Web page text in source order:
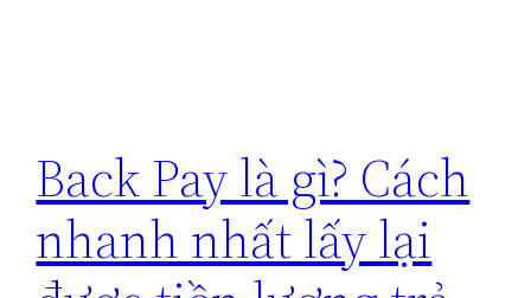
Back Pay là gì? Cách
nhanh nhất lấy lại